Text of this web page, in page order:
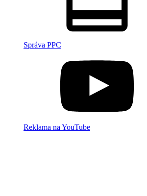
Správa PPC
Reklama na YouTube